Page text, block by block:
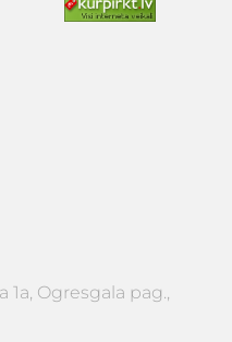
Ogresgala pag.,